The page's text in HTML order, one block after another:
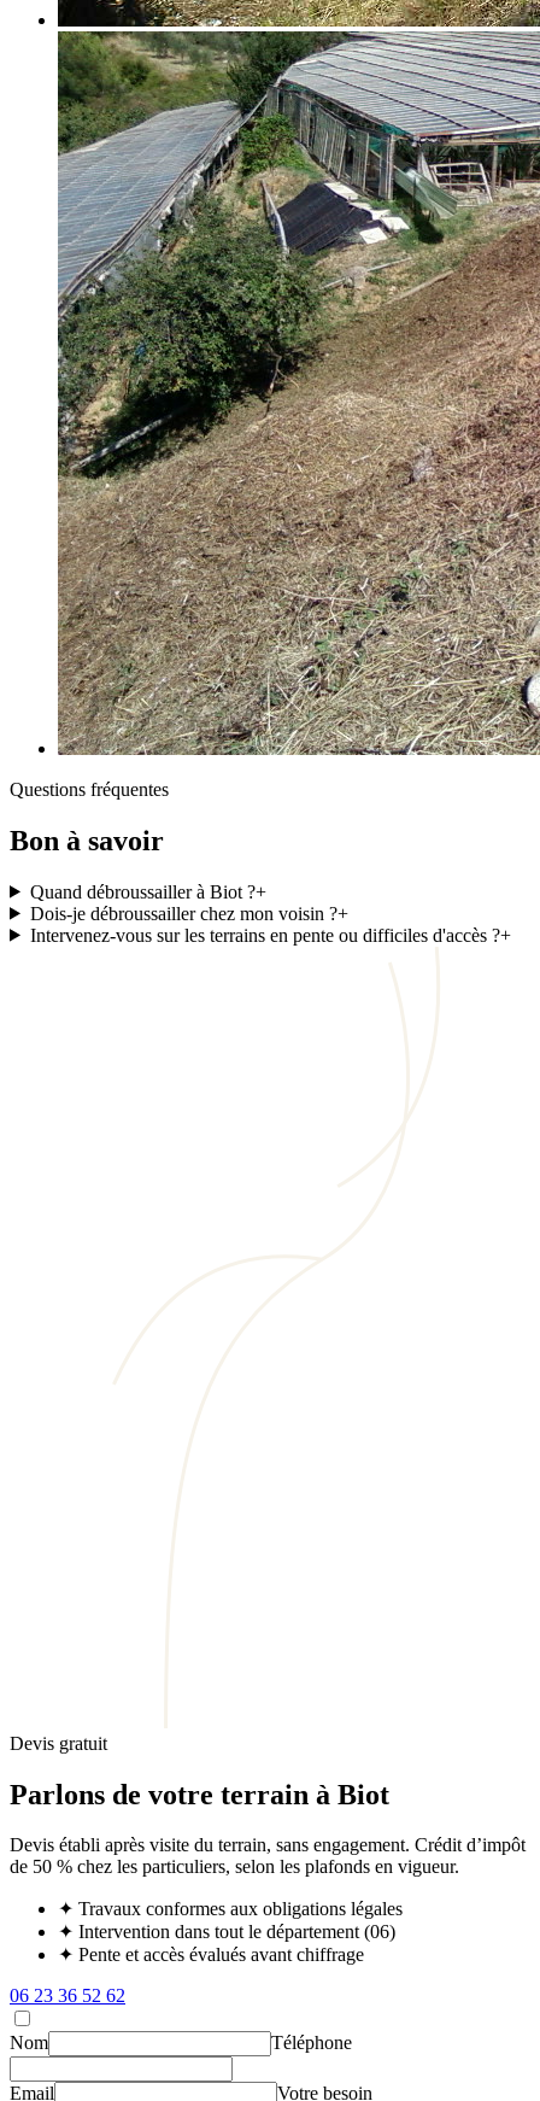
Questions fréquentes
Bon à savoir
Quand débroussailler à Biot ?+
Dois-je débroussailler chez mon voisin ?+
Intervenez-vous sur les terrains en pente ou difficiles d'accès ?+
Devis gratuit
Parlons de votre terrain à Biot
Devis établi après visite du terrain, sans engagement. Crédit d’impôt
de 50 % chez les particuliers, selon les plafonds en vigueur.
✦ Travaux conformes aux obligations légales
✦ Intervention dans tout le département (06)
✦ Pente et accès évalués avant chiffrage
06 23 36 52 62
Nom Téléphone
Email Votre besoin